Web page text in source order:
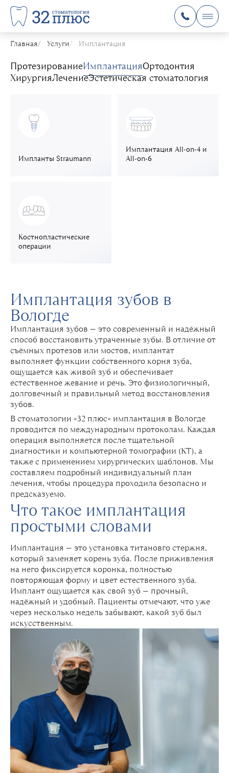
Главная Услуги Имплантация
ПротезированиеИмплантацияОртодонтия
ХирургияЛечениеЭстетическая стоматология
Импланты Straumann
Имплантация All-on-4 и
All-on-6
Костнопластические
операции
Имплантация зубов в
Вологде
Имплантация зубов — это современный и надёжный
способ восстановить утраченные зубы. В отличие от
съёмных протезов или мостов, имплантат
выполняет функции собственного корня зуба,
ощущается как живой зуб и обеспечивает
естественное жевание и речь. Это физиологичный,
долговечный и правильный метод восстановления
зубов.
В стоматологии «32 плюс» имплантация в Вологде
проводится по международным протоколам. Каждая
операция выполняется после тщательной
диагностики и компьютерной томографии (КТ), а
также с применением хирургических шаблонов. Мы
составляем подробный индивидуальный план
лечения, чтобы процедура проходила безопасно и
предсказуемо.
Что такое имплантация
простыми словами
Имплантация — это установка титановго стержня,
который заменяет корень зуба. После приживления
на него фиксируется коронка, полностью
повторяющая форму и цвет естественного зуба.
Имплант ощущается как свой зуб — прочный,
надёжный и удобный. Пациенты отмечают, что уже
через несколько недель забывают, какой зуб был
искусственным.